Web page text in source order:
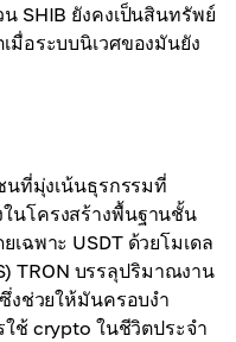
SHIB ยังคงเป็นสินทรัพย์
มื่อระบบนิเวศของมันยัง
นที่มุ่งเน้นธุรกรรมที่
นโครงสร้างพื้นฐานชั้น
ฉพาะ USDT ด้วยโมเดล
TRON บรรลุปริมาณงาน
งช่วยให้มันครอบงำ
ใช้ crypto ในชีวิตประจำ